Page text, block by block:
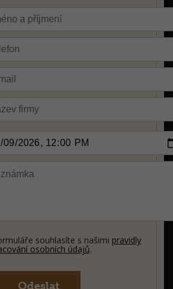
souhlasíte s našimi pravidly
osobních údajů.
Odeslat